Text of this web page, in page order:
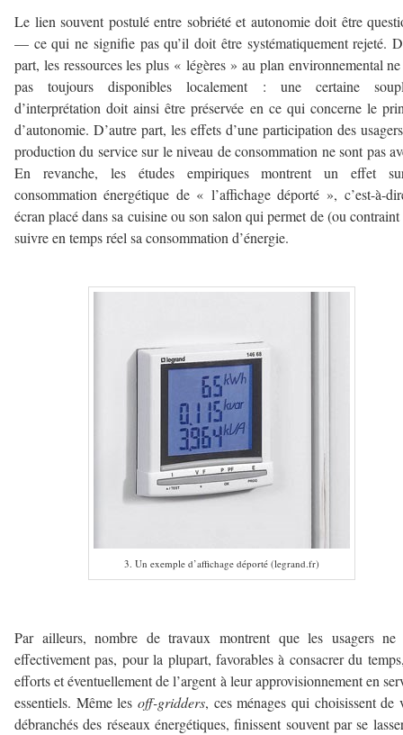
Le lien souvent postulé entre sobriété et autonomie doit être
— ce qui ne signifie pas qu’il doit être systématiquement rejeté.
part, les ressources les plus « légères » au plan environnemental
pas toujours disponibles localement : une certaine
d’interprétation doit ainsi être préservée en ce qui concerne le
d’autonomie. D’autre part, les effets d’une participation des
production du service sur le niveau de consommation ne sont pas
En revanche, les études empiriques montrent un effet
consommation énergétique de « l’affichage déporté », c’est-à-
écran placé dans sa cuisine ou son salon qui permet de (ou
suivre en temps réel sa consommation d’énergie.
3. Un exemple d’affichage déporté (legrand.fr)
Par ailleurs, nombre de travaux montrent que les usagers ne
effectivement pas, pour la plupart, favorables à consacrer du
efforts et éventuellement de l’argent à leur approvisionnement en
essentiels. Même les off-gridders, ces ménages qui choisissent de
débranchés des réseaux énergétiques, finissent souvent par se